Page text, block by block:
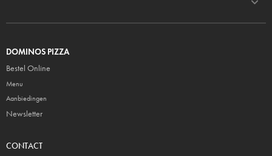
DOMINOS PIZZA
Bestel Online
Menu
Aanbiedingen
Newsletter
CONTACT